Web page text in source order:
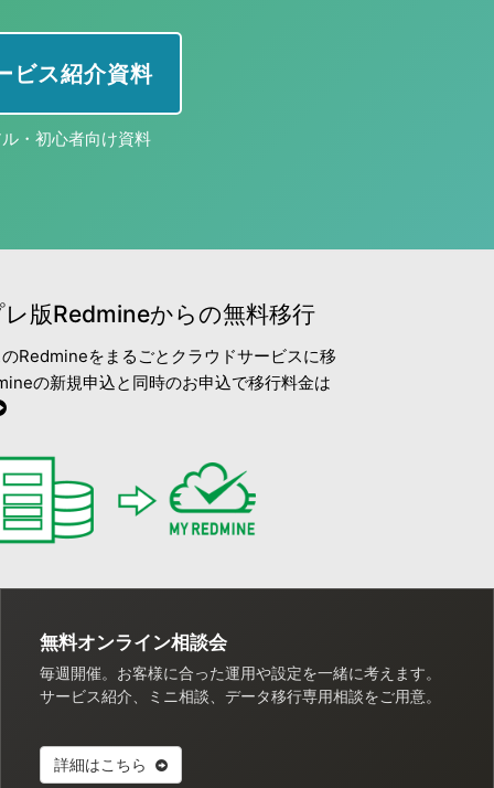
ビス紹介資料
・初心者向け資料
版Redmineからの無料移行
Redmineをまるごとクラウドサービスに移
の新規申込と同時のお申込で移行料金は
無料オンライン相談会
毎週開催。お客様に合った運用や設定を一緒に考えます。
サービス紹介、ミニ相談、データ移行専用相談をご用意。
詳細はこちら